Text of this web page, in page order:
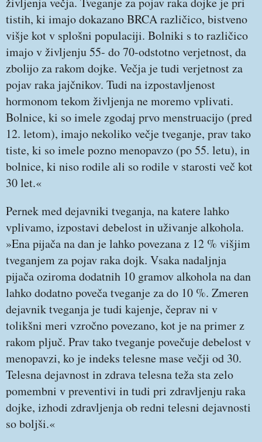
tistih, ki imajo dokazano BRCA različico, bistveno
višje kot v splošni populaciji. Bolniki s to različico
imajo v življenju 55- do 70-odstotno verjetnost, da
zbolijo za rakom dojke. Večja je tudi verjetnost za
pojav raka jajčnikov. Tudi na izpostavljenost
hormonom tekom življenja ne moremo vplivati.
Bolnice, ki so imele zgodaj prvo menstruacijo (pred
12. letom), imajo nekoliko večje tveganje, prav tako
tiste, ki so imele pozno menopavzo (po 55. letu), in
bolnice, ki niso rodile ali so rodile v starosti več kot
30 let.«
Pernek med dejavniki tveganja, na katere lahko
vplivamo, izpostavi debelost in uživanje alkohola.
»Ena pijača na dan je lahko povezana z 12 % višjim
tveganjem za pojav raka dojk. Vsaka nadaljnja
pijača oziroma dodatnih 10 gramov alkohola na dan
lahko dodatno poveča tveganje za do 10 %. Zmeren
dejavnik tveganja je tudi kajenje, čeprav ni v
tolikšni meri vzročno povezano, kot je na primer z
rakom pljuč. Prav tako tveganje povečuje debelost v
menopavzi, ko je indeks telesne mase večji od 30.
Telesna dejavnost in zdrava telesna teža sta zelo
pomembni v preventivi in tudi pri zdravljenju raka
dojke, izhodi zdravljenja ob redni telesni dejavnosti
so boljši.«